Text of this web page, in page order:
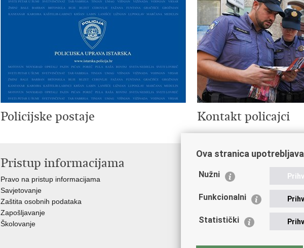
Policijske postaje Kontakt policajci
Pristup informacijama
Pravo na pristup informacijama
Savjetovanje
Zaštita osobnih podataka
Zapošljavanje
Školovanje
Važne poveznice
Ministarstvo unutarnjih poslova
Udruge
Policijska akademija
Zaklada policijske solidarnosti
Ova stranica
Nužni
Funkcionalni
Statistički